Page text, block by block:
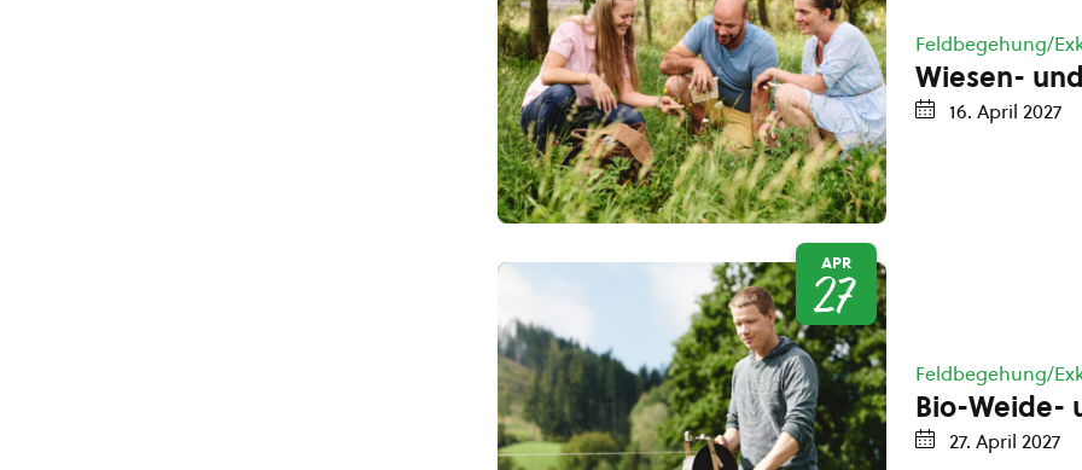
Feldbegehung/
Wiesen-
16. April 2027
Feldbegehung/
Bio-Weide-
27. April 2027
APR
27